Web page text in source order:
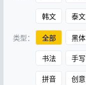
韩文 泰文
类型： 全部 黑体
书法 手写
拼音 创意